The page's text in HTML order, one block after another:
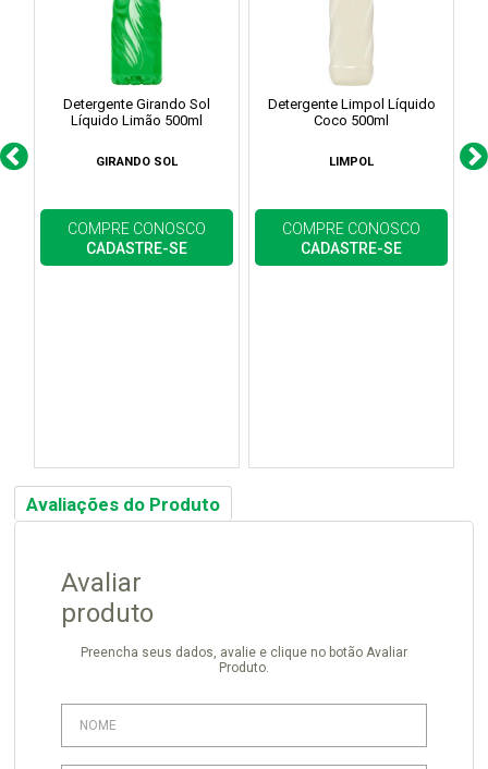
Detergente Girando Sol
Líquido Limão 500ml
GIRANDO SOL
COMPRE CONOSCO
CADASTRE-SE
Detergente Limpol Líquido
Coco 500ml
LIMPOL
COMPRE CONOSCO
CADASTRE-SE
Avaliações do Produto
Avaliar
produto
Preencha seus dados, avalie e clique no botão Avaliar
Produto.